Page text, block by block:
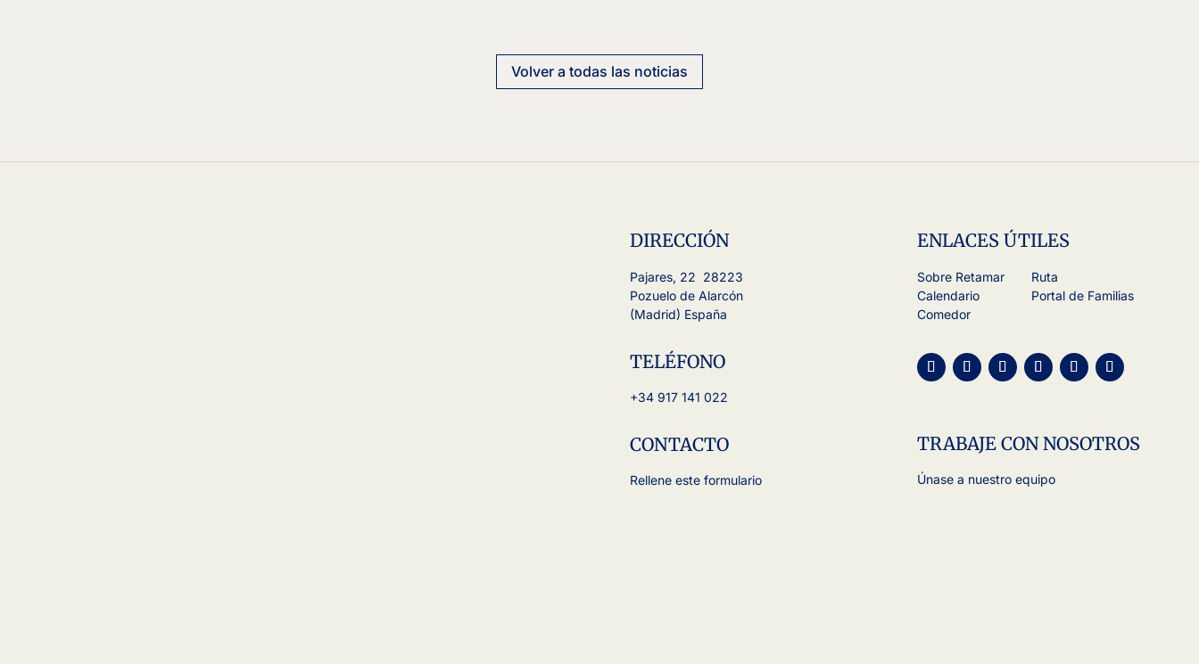
Volver a todas las noticias
DIRECCIÓN
Pajares, 22 28223
Pozuelo de Alarcón
(Madrid) España
TELÉFONO
+34 917 141 022
CONTACTO
Rellene este formulario
ENLACES ÚTILES
Sobre Retamar
Calendario
Comedor
Ruta
Portal de Familias
TRABAJE CON NOSOTROS
Únase a nuestro equipo